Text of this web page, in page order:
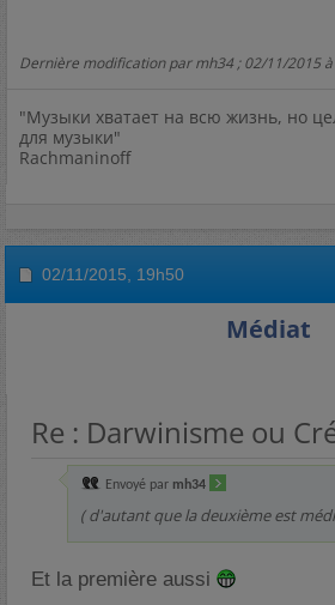
Dernière modification par mh34 ; 02/11/2015 à
"Музыки хватает на всю жизнь, но
для музыки"
Rachmaninoff
02/11/2015, 19h50
Médiat
Re : Darwinisme ou
Envoyé par mh34
( d'autant que la deuxième est
Et la première aussi